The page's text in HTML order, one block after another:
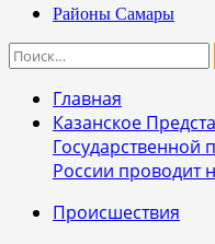
Районы Самары
Найти:
Главная
Казанское
России проводит
Происшествия